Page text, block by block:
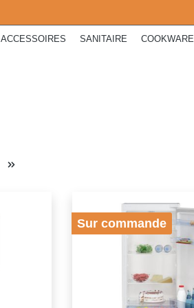
ACCESSOIRES SANITAIRE COOKWARE
Sur commande